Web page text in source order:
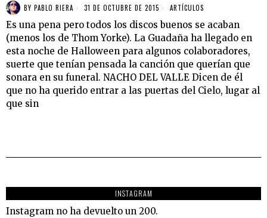
BY PABLO RIERA 31 DE OCTUBRE DE 2015 ARTÍCULOS
Es una pena pero todos los discos buenos se acaban
(menos los de Thom Yorke). La Guadaña ha llegado en
esta noche de Halloween para algunos colaboradores,
suerte que tenían pensada la canción que querían que
sonara en su funeral. NACHO DEL VALLE Dicen de él
que no ha querido entrar a las puertas del Cielo, lugar al
que sin
INSTAGRAM
Instagram no ha devuelto un 200.